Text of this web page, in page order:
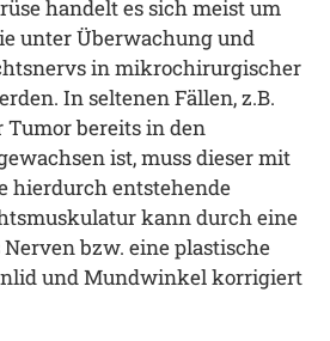
handelt es sich meist um
unter Überwachung und
in mikrochirurgischer
In seltenen Fällen, z.B.
bereits in den
ist, muss dieser mit
hierdurch entstehende
kann durch eine
bzw. eine plastische
und Mundwinkel korrigiert